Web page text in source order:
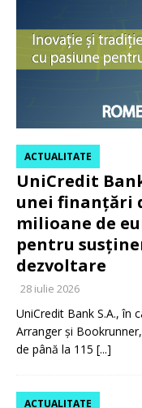
UniCredit
unei finanțări
milioane de
pentru
dezvoltare
ACTUALITATE
28 iulie 2026
UniCredit Bank S.A., în
Arranger și
de până la 115 [...]
ACTUALITATE